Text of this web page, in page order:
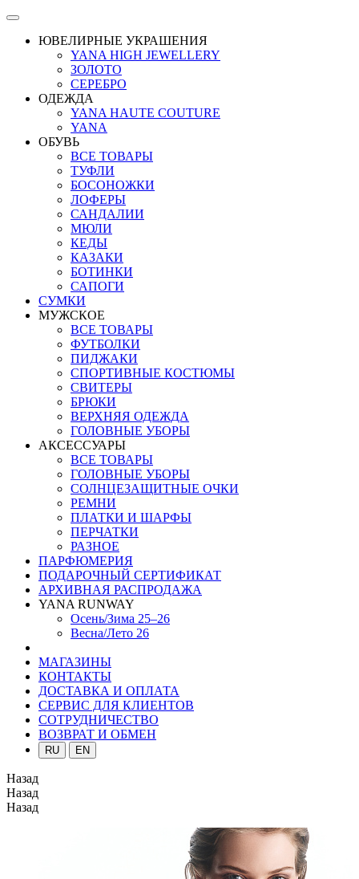
ЮВЕЛИРНЫЕ УКРАШЕНИЯ
YANA HIGH JEWELLERY
ЗОЛОТО
СЕРЕБРО
ОДЕЖДА
YANA HAUTE COUTURE
YANA
ОБУВЬ
ВСЕ ТОВАРЫ
ТУФЛИ
БОСОНОЖКИ
ЛОФЕРЫ
САНДАЛИИ
МЮЛИ
КЕДЫ
КАЗАКИ
БОТИНКИ
САПОГИ
СУМКИ
МУЖСКОЕ
ВСЕ ТОВАРЫ
ФУТБОЛКИ
ПИДЖАКИ
СПОРТИВНЫЕ КОСТЮМЫ
СВИТЕРЫ
БРЮКИ
ВЕРХНЯЯ ОДЕЖДА
ГОЛОВНЫЕ УБОРЫ
АКСЕССУАРЫ
ВСЕ ТОВАРЫ
ГОЛОВНЫЕ УБОРЫ
СОЛНЦЕЗАЩИТНЫЕ ОЧКИ
РЕМНИ
ПЛАТКИ И ШАРФЫ
ПЕРЧАТКИ
РАЗНОЕ
ПАРФЮМЕРИЯ
ПОДАРОЧНЫЙ СЕРТИФИКАТ
АРХИВНАЯ РАСПРОДАЖА
YANA RUNWAY
Осень/Зима 25–26
Весна/Лето 26
МАГАЗИНЫ
КОНТАКТЫ
ДОСТАВКА И ОПЛАТА
СЕРВИС ДЛЯ КЛИЕНТОВ
СОТРУДНИЧЕСТВО
ВОЗВРАТ И ОБМЕН
RU EN
Назад
Назад
Назад